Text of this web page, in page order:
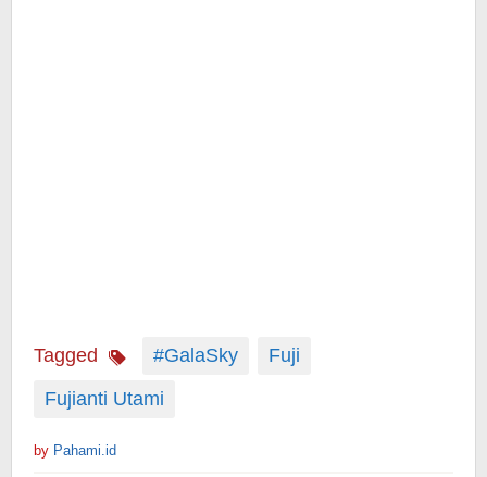
Tagged #GalaSky
Fuji
Fujianti Utami
by Pahami.id